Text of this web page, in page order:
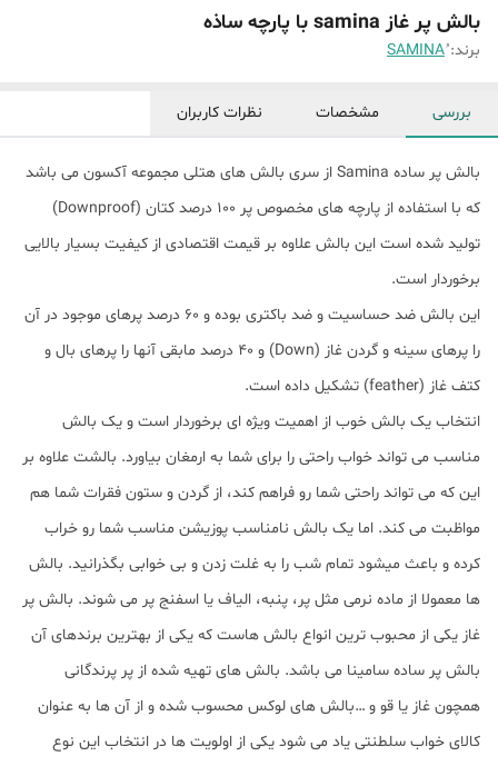
بالش پر غاز samina با پارچه ساذه
برند:
بررسی مشخصات نظرات کاربران
بالش پر ساده Samina از سری بالش های هتلی مجموعه آکسون می باشد
که با استفاده از پارچه های مخصوص پر 100 درصد کتان (Downproof)
تولید شده است این بالش علاوه بر قیمت اقتصادی از کیفیت بسیار بالایی
برخوردار است.
این بالش ضد حساسیت و ضد باکتری بوده و 60 درصد پرهای موجود در آن
را پرهای سینه و گردن غاز (Down) و 40 درصد مابقی آنها را پرهای بال و
کتف غاز (feather) تشکیل داده است.
انتخاب یک بالش خوب از اهمیت ویژه ای برخوردار است و یک بالش
مناسب می تواند خواب راحتی را برای شما به ارمغان بیاورد. بالشت علاوه بر
این که می تواند راحتی شما رو فراهم کند، از گردن و ستون فقرات شما هم
مواظبت می کند. اما یک بالش نامناسب پوزیشن مناسب شما رو خراب
کرده و باعث میشود تمام شب را به غلت زدن و بی خوابی بگذرانید. بالش
ها معمولا از ماده نرمی مثل پر، پنبه، الیاف یا اسفنج پر می شوند. بالش پر
غاز یکی از محبوب ترین انواع بالش هاست که یکی از بهترین برندهای آن
بالش پر ساده سامینا می باشد. بالش های تهیه شده از پر پرندگانی
همچون غاز یا قو و …بالش های لوکس محسوب شده و از آن ها به عنوان
کالای خواب سلطنتی یاد می شود یکی از اولویت ها در انتخاب این نوع